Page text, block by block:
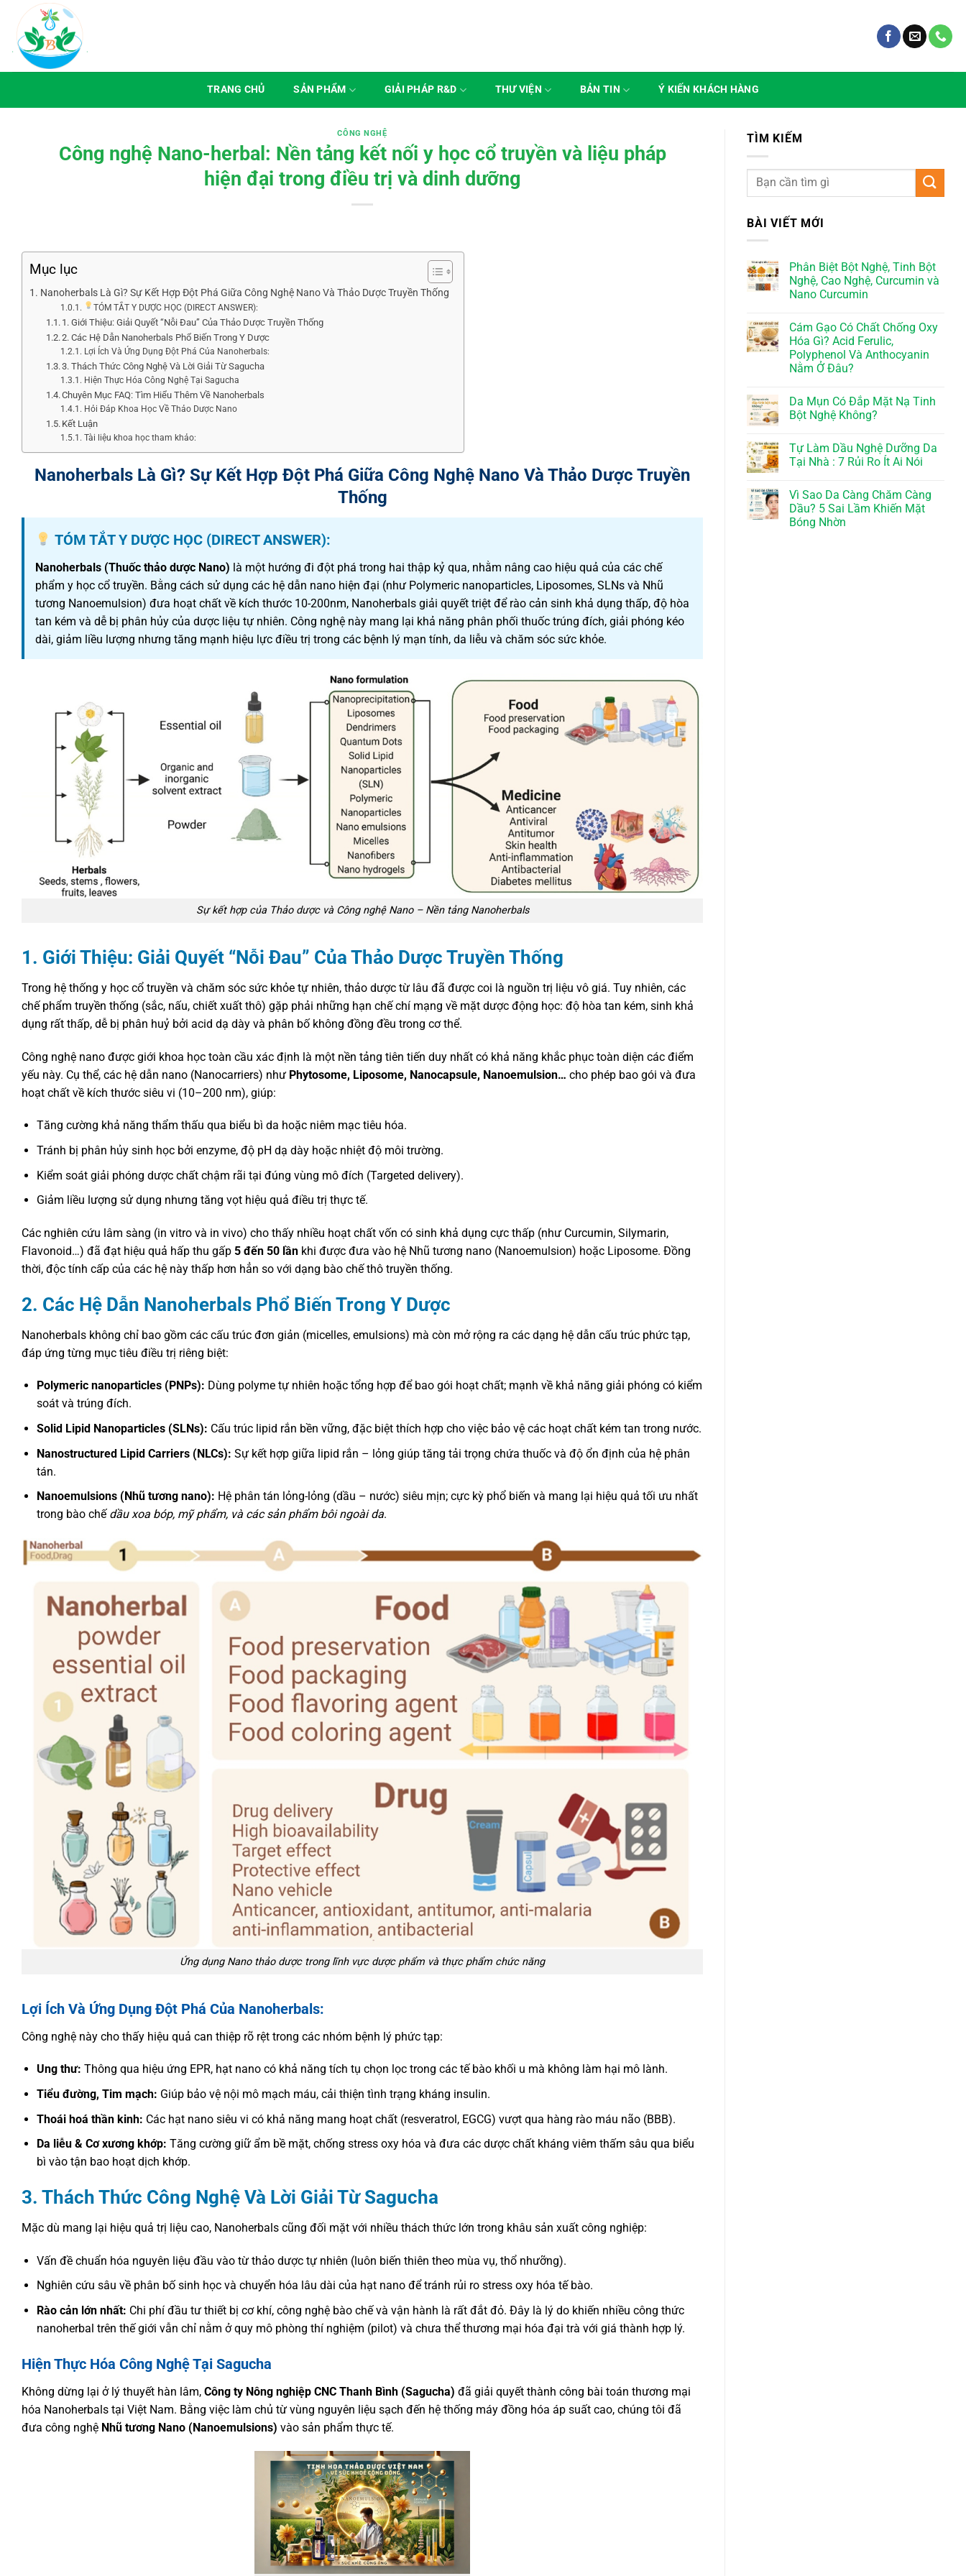
Chuyển
đến
dung
TRANG CHỦ SẢN PHẨM GIẢI PHÁP R&D THƯ VIỆN BẢN TIN Ý KIẾN KHÁCH HÀNG
CÔNG NGHỆ
Công nghệ Nano-herbal: Nền tảng kết nối y học cổ truyền và liệu pháp
hiện đại trong điều trị và dinh dưỡng
Mục lục
Nanoherbals Là Gì? Sự Kết Hợp Đột Phá Giữa Công Nghệ Nano Và Thảo Dược Truyền Thống
TÓM TẮT Y DƯỢC HỌC (DIRECT ANSWER):
1. Giới Thiệu: Giải Quyết “Nỗi Đau” Của Thảo Dược Truyền Thống
2. Các Hệ Dẫn Nanoherbals Phổ Biến Trong Y Dược
Lợi Ích Và Ứng Dụng Đột Phá Của Nanoherbals:
3. Thách Thức Công Nghệ Và Lời Giải Từ Sagucha
Hiện Thực Hóa Công Nghệ Tại Sagucha
Chuyên Mục FAQ: Tìm Hiểu Thêm Về Nanoherbals
Hỏi Đáp Khoa Học Về Thảo Dược Nano
Kết Luận
Tài liệu khoa học tham khảo:
Nanoherbals Là Gì? Sự Kết Hợp Đột Phá Giữa Công Nghệ Nano Và Thảo Dược Truyền
Thống
TÓM TẮT Y DƯỢC HỌC (DIRECT ANSWER):
Nanoherbals (Thuốc thảo dược Nano) là một hướng đi đột phá trong hai thập kỷ qua, nhằm nâng cao hiệu quả của các chế
phẩm y học cổ truyền. Bằng cách sử dụng các hệ dẫn nano hiện đại (như Polymeric nanoparticles, Liposomes, SLNs và Nhũ
tương Nanoemulsion) đưa hoạt chất về kích thước 10-200nm, Nanoherbals giải quyết triệt để rào cản sinh khả dụng thấp, độ hòa
tan kém và dễ bị phân hủy của dược liệu tự nhiên. Công nghệ này mang lại khả năng phân phối thuốc trúng đích, giải phóng kéo
dài, giảm liều lượng nhưng tăng mạnh hiệu lực điều trị trong các bệnh lý mạn tính, da liễu và chăm sóc sức khỏe.
Sự kết hợp của Thảo dược và Công nghệ Nano – Nền tảng Nanoherbals
1. Giới Thiệu: Giải Quyết “Nỗi Đau” Của Thảo Dược Truyền Thống
Trong hệ thống y học cổ truyền và chăm sóc sức khỏe tự nhiên, thảo dược từ lâu đã được coi là nguồn trị liệu vô giá. Tuy nhiên, các
chế phẩm truyền thống (sắc, nấu, chiết xuất thô) gặp phải những hạn chế chí mạng về mặt dược động học: độ hòa tan kém, sinh khả
dụng rất thấp, dễ bị phân huỷ bởi acid dạ dày và phân bố không đồng đều trong cơ thể.
Công nghệ nano được giới khoa học toàn cầu xác định là một nền tảng tiên tiến duy nhất có khả năng khắc phục toàn diện các điểm
yếu này. Cụ thể, các hệ dẫn nano (Nanocarriers) như Phytosome, Liposome, Nanocapsule, Nanoemulsion… cho phép bao gói và đưa
hoạt chất về kích thước siêu vi (10–200 nm), giúp:
Tăng cường khả năng thẩm thấu qua biểu bì da hoặc niêm mạc tiêu hóa.
Tránh bị phân hủy sinh học bởi enzyme, độ pH dạ dày hoặc nhiệt độ môi trường.
Kiểm soát giải phóng dược chất chậm rãi tại đúng vùng mô đích (Targeted delivery).
Giảm liều lượng sử dụng nhưng tăng vọt hiệu quả điều trị thực tế.
Các nghiên cứu lâm sàng (in vitro và in vivo) cho thấy nhiều hoạt chất vốn có sinh khả dụng cực thấp (như Curcumin, Silymarin,
Flavonoid…) đã đạt hiệu quả hấp thu gấp 5 đến 50 lần khi được đưa vào hệ Nhũ tương nano (Nanoemulsion) hoặc Liposome. Đồng
thời, độc tính cấp của các hệ này thấp hơn hẳn so với dạng bào chế thô truyền thống.
2. Các Hệ Dẫn Nanoherbals Phổ Biến Trong Y Dược
Nanoherbals không chỉ bao gồm các cấu trúc đơn giản (micelles, emulsions) mà còn mở rộng ra các dạng hệ dẫn cấu trúc phức tạp,
đáp ứng từng mục tiêu điều trị riêng biệt:
Polymeric nanoparticles (PNPs): Dùng polyme tự nhiên hoặc tổng hợp để bao gói hoạt chất; mạnh về khả năng giải phóng có kiểm
soát và trúng đích.
Solid Lipid Nanoparticles (SLNs): Cấu trúc lipid rắn bền vững, đặc biệt thích hợp cho việc bảo vệ các hoạt chất kém tan trong nước.
Nanostructured Lipid Carriers (NLCs): Sự kết hợp giữa lipid rắn – lỏng giúp tăng tải trọng chứa thuốc và độ ổn định của hệ phân
tán.
Nanoemulsions (Nhũ tương nano): Hệ phân tán lỏng-lỏng (dầu – nước) siêu mịn; cực kỳ phổ biến và mang lại hiệu quả tối ưu nhất
trong bào chế dầu xoa bóp, mỹ phẩm, và các sản phẩm bôi ngoài da.
Ứng dụng Nano thảo dược trong lĩnh vực dược phẩm và thực phẩm chức năng
Lợi Ích Và Ứng Dụng Đột Phá Của Nanoherbals:
Công nghệ này cho thấy hiệu quả can thiệp rõ rệt trong các nhóm bệnh lý phức tạp:
Ung thư: Thông qua hiệu ứng EPR, hạt nano có khả năng tích tụ chọn lọc trong các tế bào khối u mà không làm hại mô lành.
Tiểu đường, Tim mạch: Giúp bảo vệ nội mô mạch máu, cải thiện tình trạng kháng insulin.
Thoái hoá thần kinh: Các hạt nano siêu vi có khả năng mang hoạt chất (resveratrol, EGCG) vượt qua hàng rào máu não (BBB).
Da liễu & Cơ xương khớp: Tăng cường giữ ẩm bề mặt, chống stress oxy hóa và đưa các dược chất kháng viêm thấm sâu qua biểu
bì vào tận bao hoạt dịch khớp.
3. Thách Thức Công Nghệ Và Lời Giải Từ Sagucha
Mặc dù mang lại hiệu quả trị liệu cao, Nanoherbals cũng đối mặt với nhiều thách thức lớn trong khâu sản xuất công nghiệp:
Vấn đề chuẩn hóa nguyên liệu đầu vào từ thảo dược tự nhiên (luôn biến thiên theo mùa vụ, thổ nhưỡng).
Nghiên cứu sâu về phân bố sinh học và chuyển hóa lâu dài của hạt nano để tránh rủi ro stress oxy hóa tế bào.
Rào cản lớn nhất: Chi phí đầu tư thiết bị cơ khí, công nghệ bào chế và vận hành là rất đắt đỏ. Đây là lý do khiến nhiều công thức
nanoherbal trên thế giới vẫn chỉ nằm ở quy mô phòng thí nghiệm (pilot) và chưa thể thương mại hóa đại trà với giá thành hợp lý.
Hiện Thực Hóa Công Nghệ Tại Sagucha
Không dừng lại ở lý thuyết hàn lâm, Công ty Nông nghiệp CNC Thanh Bình (Sagucha) đã giải quyết thành công bài toán thương mại
hóa Nanoherbals tại Việt Nam. Bằng việc làm chủ từ vùng nguyên liệu sạch đến hệ thống máy đồng hóa áp suất cao, chúng tôi đã
đưa công nghệ Nhũ tương Nano (Nanoemulsions) vào sản phẩm thực tế.
TÌM KIẾM
BÀI VIẾT MỚI
Phân Biệt Bột Nghệ, Tinh Bột
Nghệ, Cao Nghệ, Curcumin và
Nano Curcumin
Cám Gạo Có Chất Chống Oxy
Hóa Gì? Acid Ferulic,
Polyphenol Và Anthocyanin
Nằm Ở Đâu?
Da Mụn Có Đắp Mặt Nạ Tinh
Bột Nghệ Không?
Tự Làm Dầu Nghệ Dưỡng Da
Tại Nhà : 7 Rủi Ro Ít Ai Nói
Vì Sao Da Càng Chăm Càng
Dầu? 5 Sai Lầm Khiến Mặt
Bóng Nhờn